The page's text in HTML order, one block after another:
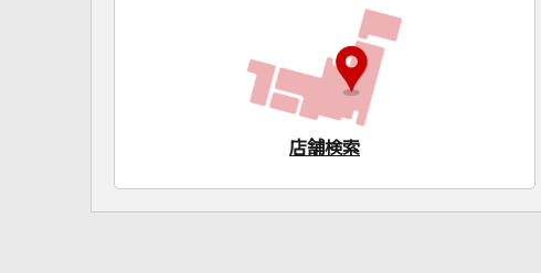
店舗検索